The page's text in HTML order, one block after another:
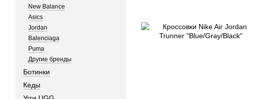
New Balance
Asics
Jordan
Balenciaga
Puma
Другие бренды
Ботинки
Кеды